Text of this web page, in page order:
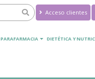
Acceso clientes
PARAFARMACIA DIETÉTICA Y